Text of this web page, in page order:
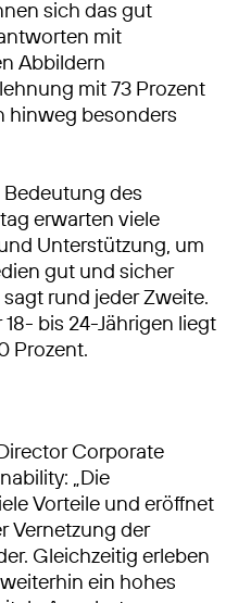
sich das gut
mit
Abbildern
mit 73 Prozent
hinweg besonders
des
erwarten viele
Unterstützung, um
gut und sicher
rund jeder Zweite.
bis 24-Jährigen liegt
Prozent.
Corporate
„Die
Vorteile und eröffnet
Vernetzung der
Gleichzeitig erleben
ein hohes